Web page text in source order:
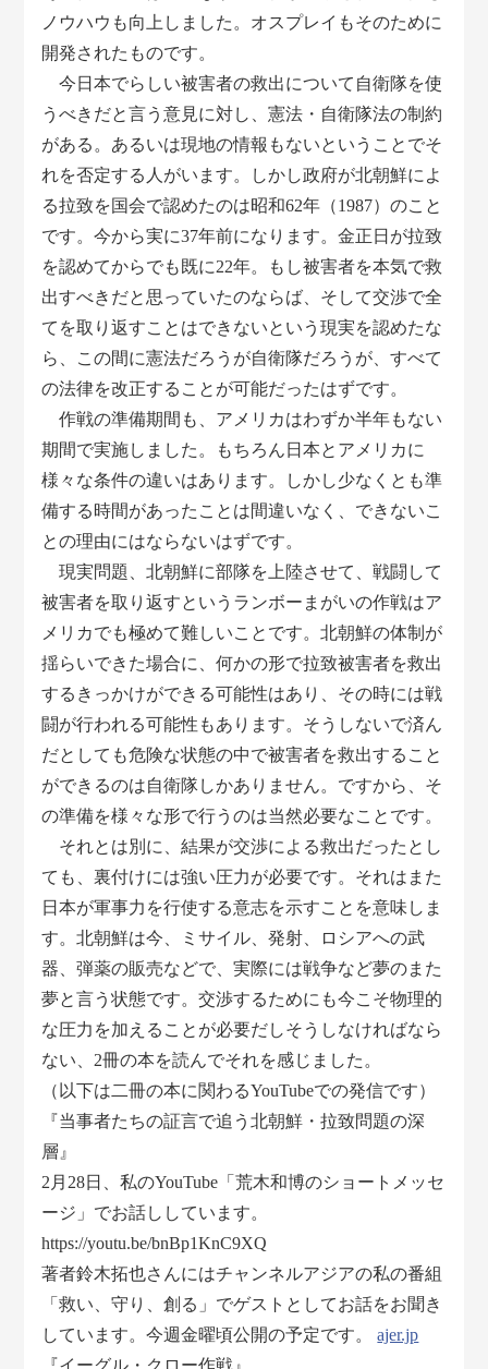
ノウハウも向上しました。オスプレイもそのために
開発されたものです。
今日本でらしい被害者の救出について自衛隊を使
うべきだと言う意見に対し、憲法・自衛隊法の制約
がある。あるいは現地の情報もないということでそ
れを否定する人がいます。しかし政府が北朝鮮によ
る拉致を国会で認めたのは昭和62年（1987）のこと
です。今から実に37年前になります。金正日が拉致
を認めてからでも既に22年。もし被害者を本気で救
出すべきだと思っていたのならば、そして交渉で全
てを取り返すことはできないという現実を認めたな
ら、この間に憲法だろうが自衛隊だろうが、すべて
の法律を改正することが可能だったはずです。
作戦の準備期間も、アメリカはわずか半年もない
期間で実施しました。もちろん日本とアメリカに
様々な条件の違いはあります。しかし少なくとも準
備する時間があったことは間違いなく、できないこ
との理由にはならないはずです。
現実問題、北朝鮮に部隊を上陸させて、戦闘して
被害者を取り返すというランボーまがいの作戦はア
メリカでも極めて難しいことです。北朝鮮の体制が
揺らいできた場合に、何かの形で拉致被害者を救出
するきっかけができる可能性はあり、その時には戦
闘が行われる可能性もあります。そうしないで済ん
だとしても危険な状態の中で被害者を救出すること
ができるのは自衛隊しかありません。ですから、そ
の準備を様々な形で行うのは当然必要なことです。
それとは別に、結果が交渉による救出だったとし
ても、裏付けには強い圧力が必要です。それはまた
日本が軍事力を行使する意志を示すことを意味しま
す。北朝鮮は今、ミサイル、発射、ロシアへの武
器、弾薬の販売などで、実際には戦争など夢のまた
夢と言う状態です。交渉するためにも今こそ物理的
な圧力を加えることが必要だしそうしなければなら
ない、2冊の本を読んでそれを感じました。
（以下は二冊の本に関わるYouTubeでの発信です）
『当事者たちの証言で追う北朝鮮・拉致問題の深
層』
2月28日、私のYouTube「荒木和博のショートメッセ
ージ」でお話ししています。
https://youtu.be/bnBp1KnC9XQ
著者鈴木拓也さんにはチャンネルアジアの私の番組
「救い、守り、創る」でゲストとしてお話をお聞き
しています。今週金曜頃公開の予定です。ajer.jp